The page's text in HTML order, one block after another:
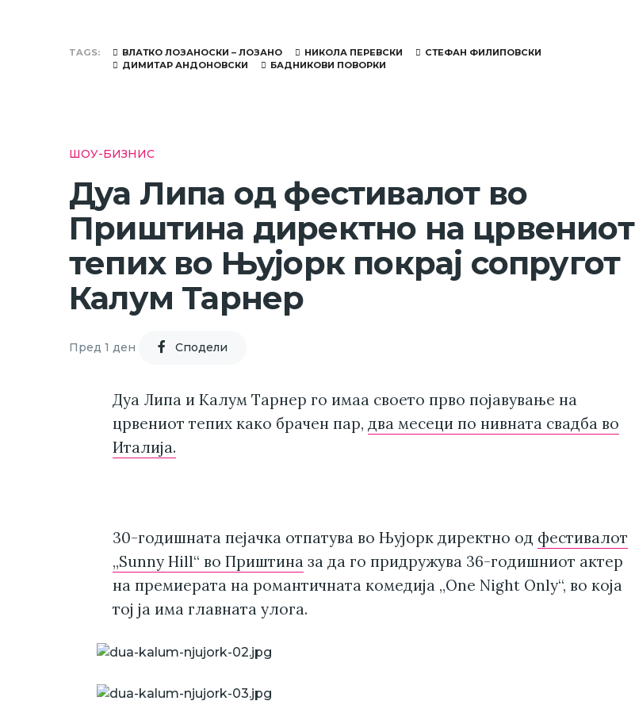
TAGS ВЛАТКО ЛОЗАНОСКИ – ЛОЗАНО НИКОЛА ПЕРЕВСКИ
СТЕФАН ФИЛИПОВСКИ
ДИМИТАР АНДОНОВСКИ
БАДНИКОВИ ПОВОРКИ
ШОУ-БИЗНИС
Дуа Липа од фестивалот во
Приштина директно на црвениот
тепих во Њујорк покрај сопругот
Калум Тарнер
Пред 1 ден Cподели
Дуа Липа и Калум Тарнер го имаа своето прво појавување на
црвениот тепих како брачен пар, два месеци по нивната свадба во
Италија.
30-годишната пејачка отпатува во Њујорк директно од фестивалот
„Sunny Hill“ во Приштина за да го придружува 36-годишниот актер
на премиерата на романтичната комедија „One Night Only“, во која
тој ја има главната улога.